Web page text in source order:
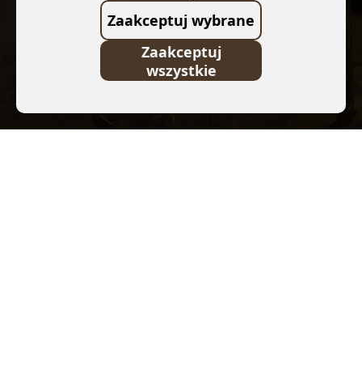
Zaakceptuj wybrane
Zaakceptuj
wszystkie